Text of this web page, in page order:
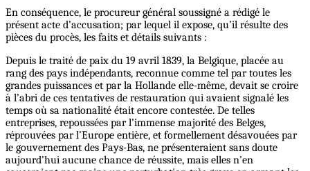
En conséquence, le procureur général soussigné a rédigé le
présent acte d’accusation; par lequel il expose, qu’il résulte des
pièces du procès, les faits et détails suivants :
Depuis le traité de paix du 19 avril 1839, la Belgique, placée au
rang des pays indépendants, reconnue comme tel par toutes les
grandes puissances et par la Hollande elle-même, devait se croire
à l’abri de ces tentatives de restauration qui avaient signalé les
temps où sa nationalité était encore contestée. De telles
entreprises, repoussées par l’immense majorité des Belges,
réprouvées par l’Europe entière, et formellement désavouées par
le gouvernement des Pays-Bas, ne présenteraient sans doute
aujourd’hui aucune chance de réussite, mais elles n’en